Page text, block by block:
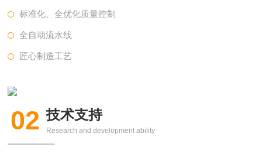
标准化、全优化质量控制
全自动流水线
匠心制造工艺
02 技术支持
Research and development ability